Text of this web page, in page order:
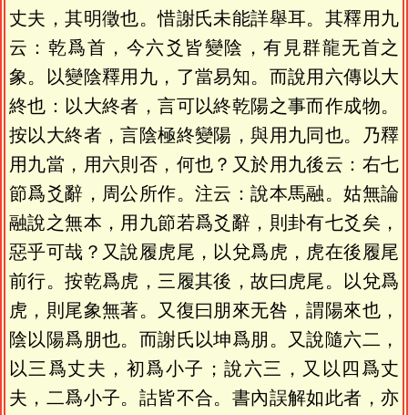
丈夫，其明徵也。惜謝氏未能詳舉耳。其釋用九
云：乾爲首，今六爻皆變陰，有見群龍无首之
象。以變陰釋用九，了當易知。而說用六傳以大
終也：以大終者，言可以終乾陽之事而作成物。
按以大終者，言陰極終變陽，與用九同也。乃釋
用九當，用六則否，何也？又於用九後云：右七
節爲爻辭，周公所作。注云：說本馬融。姑無論
融說之無本，用九節若爲爻辭，則卦有七爻矣，
惡乎可哉？又說履虎尾，以兌爲虎，虎在後履尾
前行。按乾爲虎，三履其後，故曰虎尾。以兌爲
虎，則尾象無著。又復曰朋來无咎，謂陽來也，
陰以陽爲朋也。而謝氏以坤爲朋。又說隨六二，
以三爲丈夫，初爲小子；說六三，又以四爲丈
夫，二爲小子。詁皆不合。書內誤解如此者，亦